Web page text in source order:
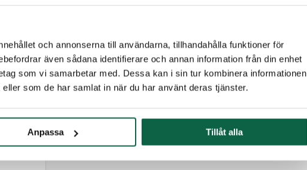
och annonserna till användarna, tillhandahålla funktioner för
även sådana identifierare och annan information från din enhet
som vi samarbetar med. Dessa kan i sin tur kombinera informationen
som de har samlat in när du har använt deras tjänster.
Anpassa Tillåt alla
160
240
TILLBEHÖR